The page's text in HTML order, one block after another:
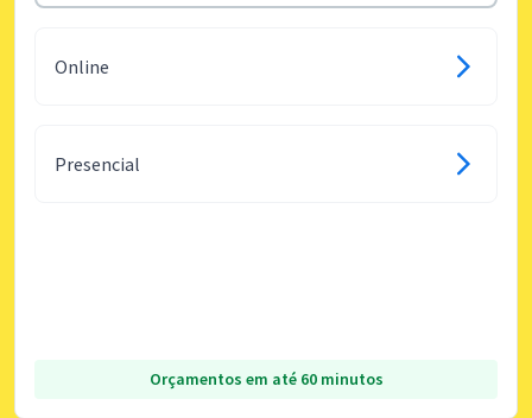
Online
Presencial
Orçamentos em até 60 minutos